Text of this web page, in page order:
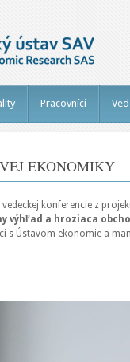
Pracovníci
EKONOMIKY
konferencie z
výhľad a hroziaca
Ústavom ekonomie a